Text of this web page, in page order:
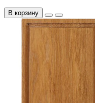
В корзину